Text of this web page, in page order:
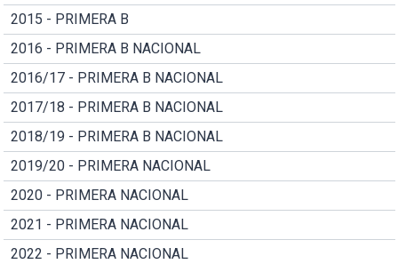
2015 - PRIMERA B
2016 - PRIMERA B NACIONAL
2016/17 - PRIMERA B NACIONAL
2017/18 - PRIMERA B NACIONAL
2018/19 - PRIMERA B NACIONAL
2019/20 - PRIMERA NACIONAL
2020 - PRIMERA NACIONAL
2021 - PRIMERA NACIONAL
2022 - PRIMERA NACIONAL